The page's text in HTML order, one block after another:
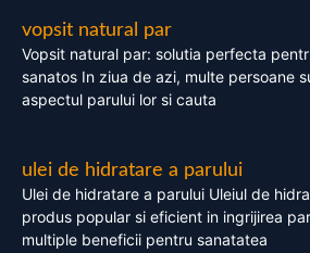
vopsit natural par
Vopsit natural par: solutia perfecta
sanatos In ziua de azi, multe persoane
aspectul parului lor si cauta
ulei de hidratare a parului
Ulei de hidratare a parului Uleiul de
produs popular si eficient in ingrijirea
multiple beneficii pentru sanatatea